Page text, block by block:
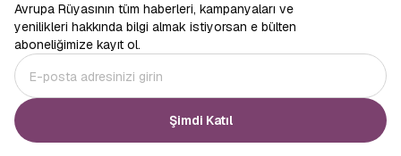
Avrupa Rüyasının tüm haberleri, kampanyaları ve
yenilikleri hakkında bilgi almak istiyorsan e bülten
aboneliğimize kayıt ol.
Şimdi Katıl